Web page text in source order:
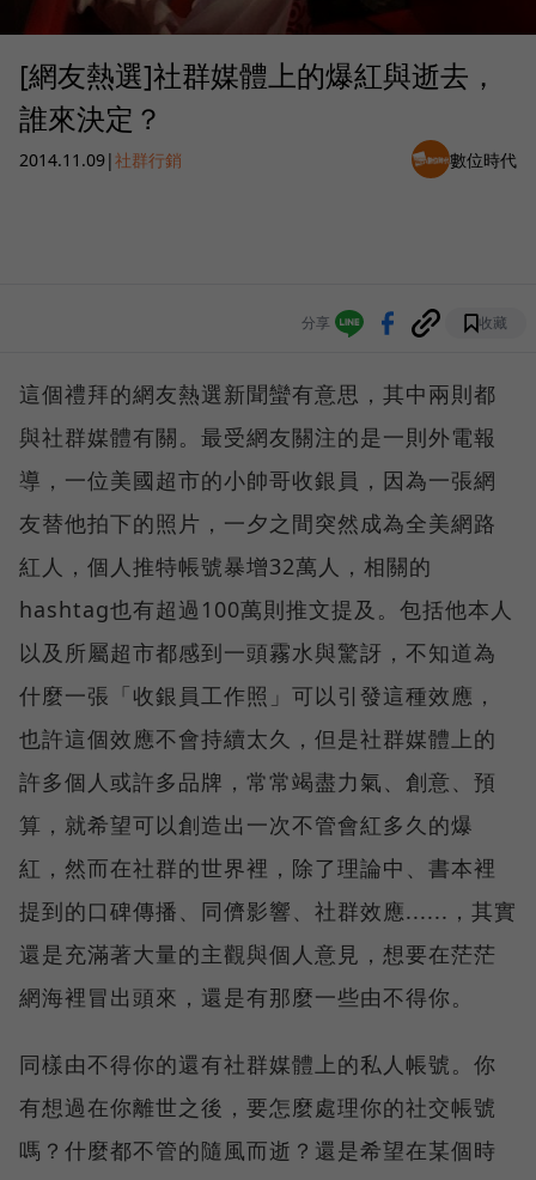
[網友熱選]社群媒體上的爆紅與逝去，
誰來決定？
2014.11.09|社群行銷 數位時代
分享 收藏
這個禮拜的網友熱選新聞蠻有意思，其中兩則都
與社群媒體有關。最受網友關注的是一則外電報
導，一位美國超市的小帥哥收銀員，因為一張網
友替他拍下的照片，一夕之間突然成為全美網路
紅人，個人推特帳號暴增32萬人，相關的
hashtag也有超過100萬則推文提及。包括他本人
以及所屬超市都感到一頭霧水與驚訝，不知道為
什麼一張「收銀員工作照」可以引發這種效應，
也許這個效應不會持續太久，但是社群媒體上的
許多個人或許多品牌，常常竭盡力氣、創意、預
算，就希望可以創造出一次不管會紅多久的爆
紅，然而在社群的世界裡，除了理論中、書本裡
提到的口碑傳播、同儕影響、社群效應......，其實
還是充滿著大量的主觀與個人意見，想要在茫茫
網海裡冒出頭來，還是有那麼一些由不得你。
同樣由不得你的還有社群媒體上的私人帳號。你
有想過在你離世之後，要怎麼處理你的社交帳號
嗎？什麼都不管的隨風而逝？還是希望在某個時